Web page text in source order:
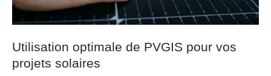
Utilisation optimale de PVGIS pour vos
projets solaires